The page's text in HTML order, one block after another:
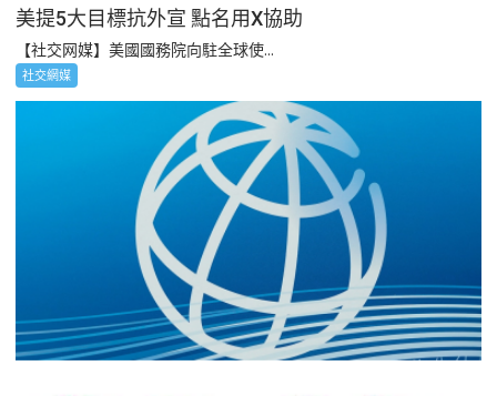
美提5大目標抗外宣 點名用X協助
【社交网媒】美國國務院向駐全球使...
社交網媒